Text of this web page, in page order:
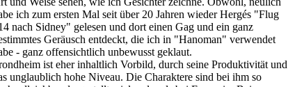
ich zum ersten Mal seit über 20 Jahren wieder Hergés "Flug
nach Sidney" gelesen und dort einen Gag und ein ganz
Geräusch entdeckt, die ich in "Hanoman" verwendet
- ganz offensichtlich unbewusst geklaut.
ist eher inhaltlich Vorbild, durch seine Produktivität und
unglaublich hohe Niveau. Die Charaktere sind bei ihm so